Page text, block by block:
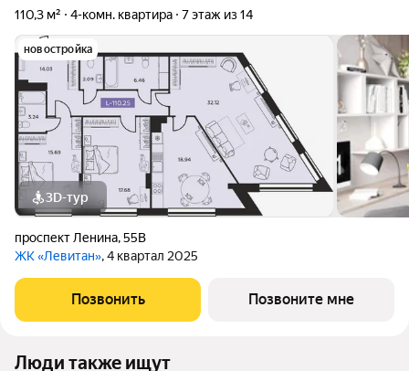
110,3 м²
4-комн. квартира 7 этаж из 14
новостройка
3D-тур
проспект Ленина,55В
ЖК «Левитан», 4 квартал 2025
Позвонить Позвоните мне
Люди также ищут